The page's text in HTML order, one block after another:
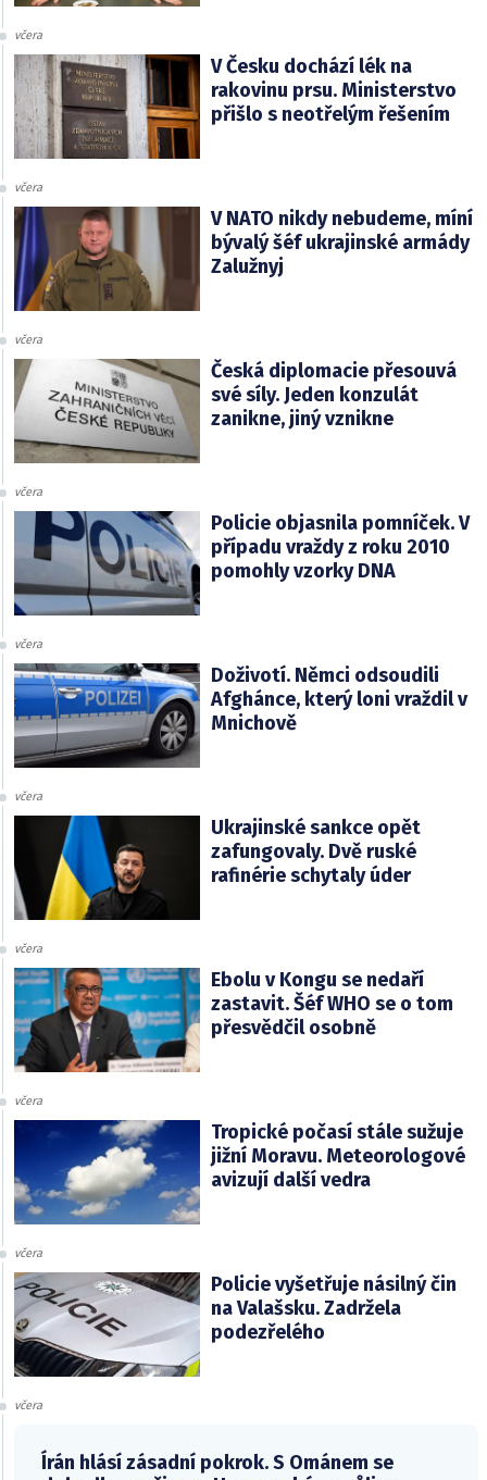
včera
V Česku dochází lék na
rakovinu prsu. Ministerstvo
přišlo s neotřelým řešením
včera
V NATO nikdy nebudeme, míní
bývalý šéf ukrajinské armády
Zalužnyj
včera
Česká diplomacie přesouvá
své síly. Jeden konzulát
zanikne, jiný vznikne
včera
Policie objasnila pomníček. V
případu vraždy z roku 2010
pomohly vzorky DNA
včera
Doživotí. Němci odsoudili
Afghánce, který loni vraždil v
Mnichově
včera
Ukrajinské sankce opět
zafungovaly. Dvě ruské
rafinérie schytaly úder
včera
Ebolu v Kongu se nedaří
zastavit. Šéf WHO se o tom
přesvědčil osobně
včera
Tropické počasí stále sužuje
jižní Moravu. Meteorologové
avizují další vedra
včera
Policie vyšetřuje násilný čin
na Valašsku. Zadržela
podezřelého
včera
Írán hlásí zásadní pokrok. S Ománem se